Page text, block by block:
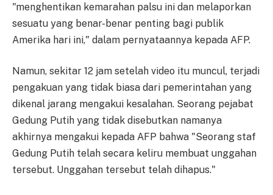
"menghentikan kemarahan palsu ini dan melaporkan
sesuatu yang benar-benar penting bagi publik
Amerika hari ini," dalam pernyataannya kepada AFP.
Namun, sekitar 12 jam setelah video itu muncul, terjadi
pengakuan yang tidak biasa dari pemerintahan yang
dikenal jarang mengakui kesalahan. Seorang pejabat
Gedung Putih yang tidak disebutkan namanya
akhirnya mengakui kepada AFP bahwa "Seorang staf
Gedung Putih telah secara keliru membuat unggahan
tersebut. Unggahan tersebut telah dihapus."